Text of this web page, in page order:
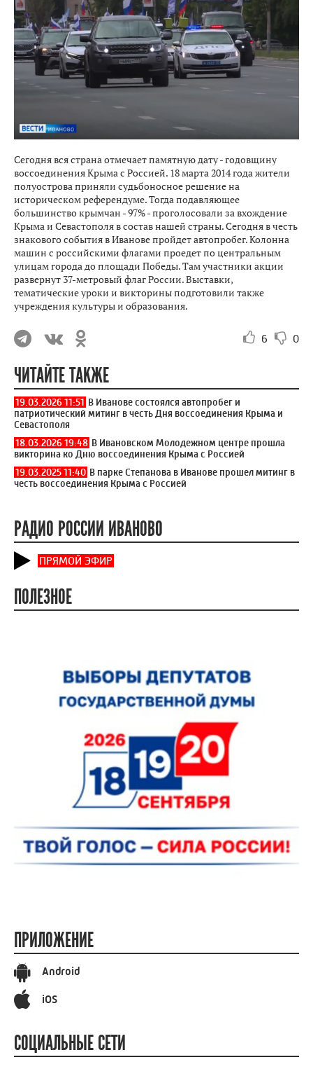
Сегодня вся страна отмечает памятную дату - годовщину
воссоединения Крыма с Россией. 18 марта 2014 года жители
полуострова приняли судьбоносное решение на
историческом референдуме. Тогда подавляющее
большинство крымчан - 97% - проголосовали за вхождение
Крыма и Севастополя в состав нашей страны. Сегодня в честь
знакового события в Иванове пройдет автопробег. Колонна
машин с российскими флагами проедет по центральным
улицам города до площади Победы. Там участники акции
развернут 37-метровый флаг России. Выставки,
тематические уроки и викторины подготовили также
учреждения культуры и образования.
6 0
ЧИТАЙТЕ ТАКЖЕ
19.03.2026 11:51 В Иванове состоялся автопробег и
патриотический митинг в честь Дня воссоединения Крыма и
Севастополя
18.03.2026 19:48 В Ивановском Молодежном центре прошла
викторина ко Дню воссоединения Крыма с Россией
19.03.2025 11:40 В парке Степанова в Иванове прошел митинг в
честь воссоединения Крыма с Россией
РАДИО РОССИИ ИВАНОВО
ПРЯМОЙ ЭФИР
ПОЛЕЗНОЕ
ПРИЛОЖЕНИЕ
Android
iOS
СОЦИАЛЬНЫЕ СЕТИ